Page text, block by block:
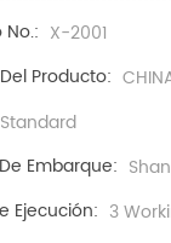
X-2001
Producto:
Standard
Embarque:
Ejecución: 3